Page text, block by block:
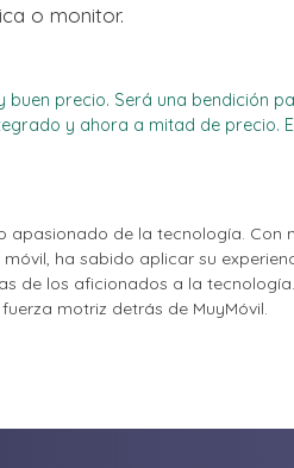
o monitor.
precio. Será una bendición
y ahora a mitad de precio.
apasionado de la tecnología. Con
ha sabido aplicar su
de los aficionados a la
motriz detrás de MuyMóvil.